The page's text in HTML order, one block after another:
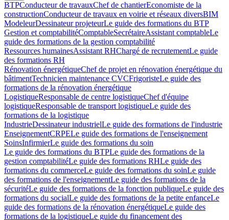
BTPConducteur de travauxChef de chantierEconomiste de la
constructionConducteur de travaux en voirie et réseaux diversBIM
ModeleurDessinateur projeteurLe guide des formations du BTP
Gestion et comptabilitéComptableSecrétaireAssistant comptableLe
guide des formations de la gestion comptabilité
Ressources humainesAssistant RHChargé de recrutementLe guide
des formations RH
Rénovation énergétiqueChef de projet en rénovation énergétique du
bâtimentTechnicien maintenance CVCFrigoristeLe guide des
formations de la rénovation énergétique
LogistiqueResponsable de centre logistiqueChef d'équipe
logistiqueResponsable de transport logistiqueLe guide des
formations de la logistique
IndustrieDessinateur industrielLe guide des formations de l'industrie
EnseignementCRPELe guide des formations de l'enseignement
SoinsInfirmierLe guide des formations du soin
Le guide des formations du BTPLe guide des formations de la
gestion comptabilitéLe guide des formations RHLe guide des
formations du commerceLe guide des formations du soinLe guide
des formations de l'enseignementLe guide des formations de la
sécuritéLe guide des formations de la fonction publiqueLe guide des
formations du socialLe guide des formations de la petite enfanceLe
guide des formations de la rénovation énergétiqueLe guide des
formations de la logistiqueLe guide du financement des